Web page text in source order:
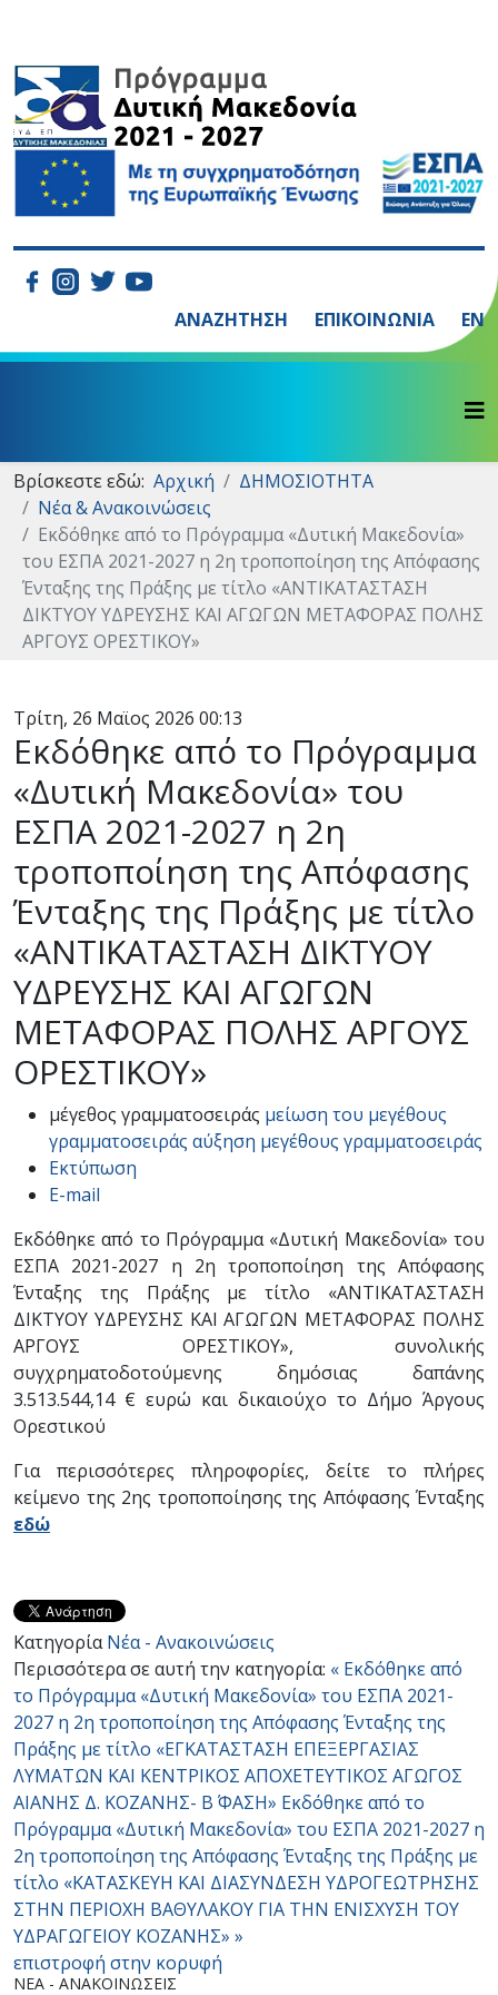
ΑΝΑΖΗΤΗΣΗ ΕΠΙΚΟΙΝΩΝΙΑ EN
Βρίσκεστε εδώ: Αρχική
ΔΗΜΟΣΙΟΤΗΤΑ
Νέα & Ανακοινώσεις
Εκδόθηκε από το Πρόγραμμα «Δυτική Μακεδονία»
του ΕΣΠΑ 2021-2027 η 2η τροποποίηση της Απόφασης
Ένταξης της Πράξης με τίτλο «ΑΝΤΙΚΑΤΑΣΤΑΣΗ
ΔΙΚΤΥΟΥ ΥΔΡΕΥΣΗΣ ΚΑΙ ΑΓΩΓΩΝ ΜΕΤΑΦΟΡΑΣ ΠΟΛΗΣ
ΑΡΓΟΥΣ ΟΡΕΣΤΙΚΟΥ»
Τρίτη, 26 Μαϊος 2026 00:13
Εκδόθηκε από το Πρόγραμμα
«Δυτική Μακεδονία» του
ΕΣΠΑ 2021-2027 η 2η
τροποποίηση της Απόφασης
Ένταξης της Πράξης με τίτλο
«ΑΝΤΙΚΑΤΑΣΤΑΣΗ ΔΙΚΤΥΟΥ
ΥΔΡΕΥΣΗΣ ΚΑΙ ΑΓΩΓΩΝ
ΜΕΤΑΦΟΡΑΣ ΠΟΛΗΣ ΑΡΓΟΥΣ
ΟΡΕΣΤΙΚΟΥ»
μέγεθος γραμματοσειράς μείωση του μεγέθους
γραμματοσειράς αύξηση μεγέθους γραμματοσειράς
Εκτύπωση
E-mail
Εκδόθηκε από το Πρόγραμμα «Δυτική Μακεδονία» του
ΕΣΠΑ 2021-2027 η 2η τροποποίηση της Απόφασης
Ένταξης της Πράξης με τίτλο «ΑΝΤΙΚΑΤΑΣΤΑΣΗ
ΔΙΚΤΥΟΥ ΥΔΡΕΥΣΗΣ ΚΑΙ ΑΓΩΓΩΝ ΜΕΤΑΦΟΡΑΣ ΠΟΛΗΣ
ΑΡΓΟΥΣ ΟΡΕΣΤΙΚΟΥ», συνολικής
συγχρηματοδοτούμενης δημόσιας δαπάνης
3.513.544,14 € ευρώ και δικαιούχο το Δήμο Άργους
Ορεστικού
Για περισσότερες πληροφορίες, δείτε το πλήρες
κείμενο της 2ης τροποποίησης της Απόφασης Ένταξης
εδώ
Κατηγορία Νέα - Ανακοινώσεις
Περισσότερα σε αυτή την κατηγορία: « Εκδόθηκε από
το Πρόγραμμα «Δυτική Μακεδονία» του ΕΣΠΑ 2021-
2027 η 2η τροποποίηση της Απόφασης Ένταξης της
Πράξης με τίτλο «ΕΓΚΑΤΑΣΤΑΣΗ ΕΠΕΞΕΡΓΑΣΙΑΣ
ΛΥΜΑΤΩΝ ΚΑΙ ΚΕΝΤΡΙΚΟΣ ΑΠΟΧΕΤΕΥΤΙΚΟΣ ΑΓΩΓΟΣ
ΑΙΑΝΗΣ Δ. ΚΟΖΑΝΗΣ- Β΄ ΦΑΣΗ» Εκδόθηκε από το
Πρόγραμμα «Δυτική Μακεδονία» του ΕΣΠΑ 2021-2027 η
2η τροποποίηση της Απόφασης Ένταξης της Πράξης με
τίτλο «ΚΑΤΑΣΚΕΥΗ ΚΑΙ ΔΙΑΣΥΝΔΕΣΗ ΥΔΡΟΓΕΩΤΡΗΣΗΣ
ΣΤΗΝ ΠΕΡΙΟΧΗ ΒΑΘΥΛΑΚΟΥ ΓΙΑ ΤΗΝ ΕΝΙΣΧΥΣΗ ΤΟΥ
ΥΔΡΑΓΩΓΕΙΟΥ ΚΟΖΑΝΗΣ» »
επιστροφή στην κορυφή
ΝΈΑ - ΑΝΑΚΟΙΝΏΣΕΙΣ